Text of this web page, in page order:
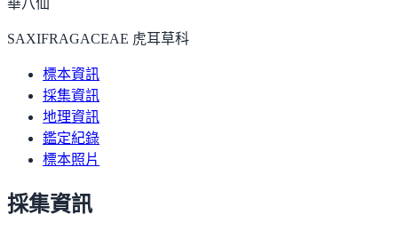
華八仙
SAXIFRAGACEAE 虎耳草科
標本資訊
採集資訊
地理資訊
鑑定紀錄
標本照片
採集資訊